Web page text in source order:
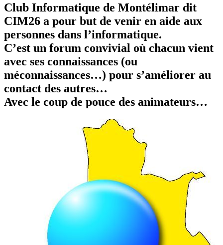
Club Informatique de Montélimar dit
CIM26 a pour but de venir en aide aux
personnes dans l’informatique.
C’est un forum convivial où chacun vient
avec ses connaissances (ou
méconnaissances…) pour s’améliorer au
contact des autres…
Avec le coup de pouce des animateurs…